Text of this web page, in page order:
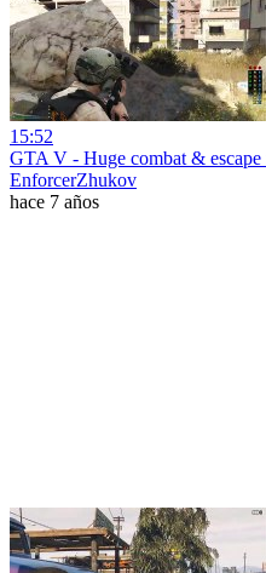
15:52
GTA V - Huge combat &
EnforcerZhukov
hace 7 años